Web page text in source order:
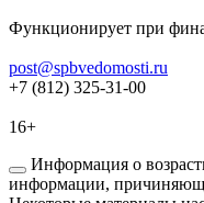
Функционирует при
post@spbvedomosti.ru
+7 (812) 325-31-00
16+
Информация о
информации,